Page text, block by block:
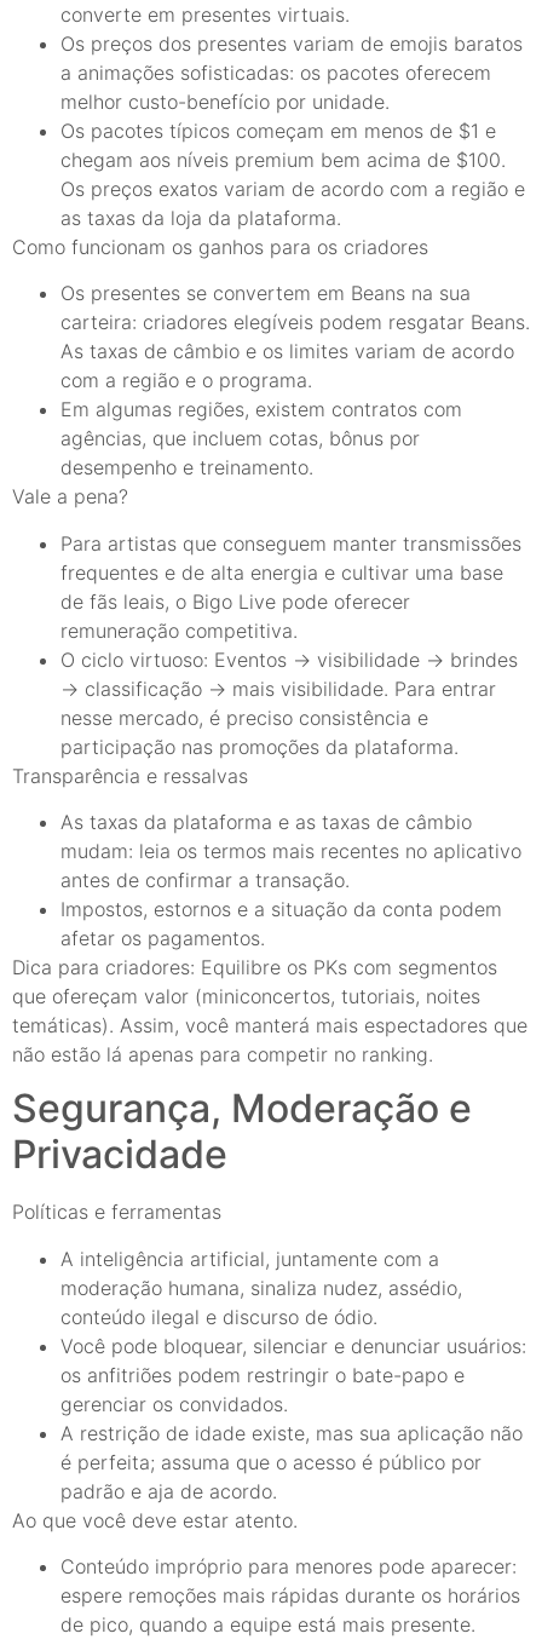
converte em presentes virtuais.
Os preços dos presentes variam de emojis baratos
a animações sofisticadas: os pacotes oferecem
melhor custo-benefício por unidade.
Os pacotes típicos começam em menos de $1 e
chegam aos níveis premium bem acima de $100.
Os preços exatos variam de acordo com a região e
as taxas da loja da plataforma.
Como funcionam os ganhos para os criadores
Os presentes se convertem em Beans na sua
carteira: criadores elegíveis podem resgatar Beans.
As taxas de câmbio e os limites variam de acordo
com a região e o programa.
Em algumas regiões, existem contratos com
agências, que incluem cotas, bônus por
desempenho e treinamento.
Vale a pena?
Para artistas que conseguem manter transmissões
frequentes e de alta energia e cultivar uma base
de fãs leais, o Bigo Live pode oferecer
remuneração competitiva.
O ciclo virtuoso: Eventos → visibilidade → brindes
→ classificação → mais visibilidade. Para entrar
nesse mercado, é preciso consistência e
participação nas promoções da plataforma.
Transparência e ressalvas
As taxas da plataforma e as taxas de câmbio
mudam: leia os termos mais recentes no aplicativo
antes de confirmar a transação.
Impostos, estornos e a situação da conta podem
afetar os pagamentos.
Dica para criadores: Equilibre os PKs com segmentos
que ofereçam valor (miniconcertos, tutoriais, noites
temáticas). Assim, você manterá mais espectadores que
não estão lá apenas para competir no ranking.
Segurança, Moderação e
Privacidade
Políticas e ferramentas
A inteligência artificial, juntamente com a
moderação humana, sinaliza nudez, assédio,
conteúdo ilegal e discurso de ódio.
Você pode bloquear, silenciar e denunciar usuários:
os anfitriões podem restringir o bate-papo e
gerenciar os convidados.
A restrição de idade existe, mas sua aplicação não
é perfeita; assuma que o acesso é público por
padrão e aja de acordo.
Ao que você deve estar atento.
Conteúdo impróprio para menores pode aparecer:
espere remoções mais rápidas durante os horários
de pico, quando a equipe está mais presente.